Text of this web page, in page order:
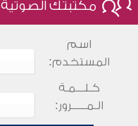
مكتبتك الصوتية
اسم
المستخدم:
كـلـــمـة
الـمـــــرور: